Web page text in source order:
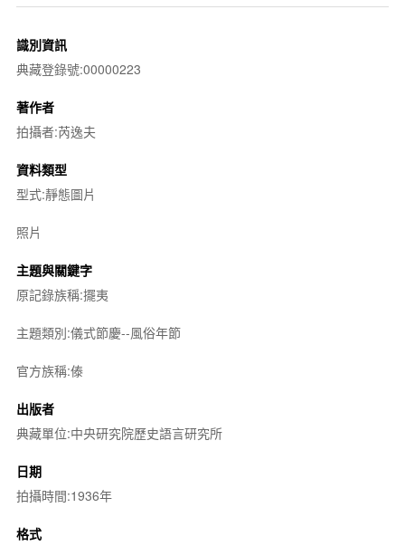
識別資訊
典藏登錄號:00000223
著作者
拍攝者:芮逸夫
資料類型
型式:靜態圖片
照片
主題與關鍵字
原記錄族稱:擺夷
主題類別:儀式節慶--風俗年節
官方族稱:傣
出版者
典藏單位:中央研究院歷史語言研究所
日期
拍攝時間:1936年
格式